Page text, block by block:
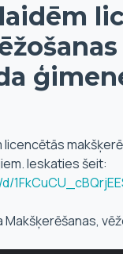
Ieskaties šeit: